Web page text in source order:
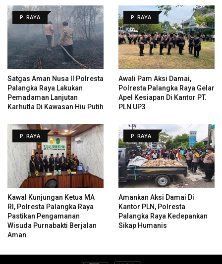
P. RAYA
Satgas Aman Nusa II Polresta
Palangka Raya Lakukan
Pemadaman Lanjutan
Karhutla Di Kawasan Hiu Putih
P. RAYA
Awali Pam Aksi Damai,
Polresta Palangka Raya Gelar
Apel Kesiapan Di Kantor PT.
PLN UP3
P. RAYA
Kawal Kunjungan Ketua MA
RI, Polresta Palangka Raya
Pastikan Pengamanan
Wisuda Purnabakti Berjalan
Aman
P. RAYA
Amankan Aksi Damai Di
Kantor PLN, Polresta
Palangka Raya Kedepankan
Sikap Humanis